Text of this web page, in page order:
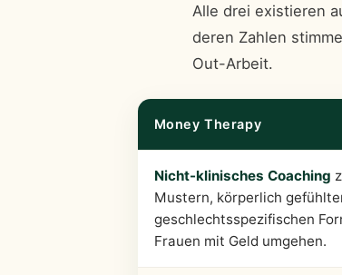
Alle drei existieren
deren Zahlen
Out-Arbeit.
Money Therapy
Nicht-klinisches Coaching
Mustern, körperlich
geschlechtsspezifischen
Frauen mit Geld umgehen.